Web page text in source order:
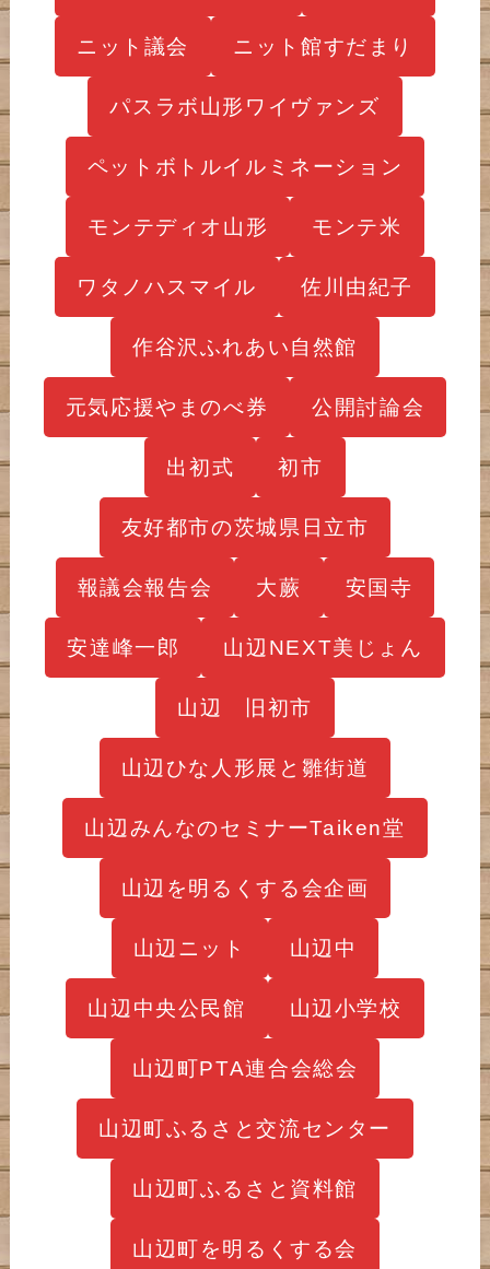
ニット議会 ニット館すだまり
パスラボ山形ワイヴァンズ
ペットボトルイルミネーション
モンテディオ山形 モンテ米
ワタノハスマイル 佐川由紀子
作谷沢ふれあい自然館
元気応援やまのべ券 公開討論会
出初式 初市
友好都市の茨城県日立市
報議会報告会 大蕨 安国寺
安達峰一郎 山辺NEXT美じょん
山辺 旧初市
山辺ひな人形展と雛街道
山辺みんなのセミナーTaiken堂
山辺を明るくする会企画
山辺ニット 山辺中
山辺中央公民館 山辺小学校
山辺町PTA連合会総会
山辺町ふるさと交流センター
山辺町ふるさと資料館
山辺町を明るくする会